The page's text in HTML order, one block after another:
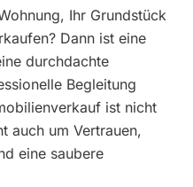
Ihr Grundstück
Dann ist eine
durchdachte
Begleitung
ist nicht
auch um Vertrauen,
eine saubere